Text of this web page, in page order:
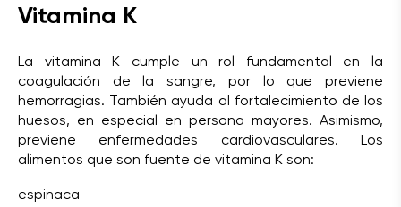
Vitamina K
La vitamina K cumple un rol fundamental en la
coagulación de la sangre, por lo que previene
hemorragias. También ayuda al fortalecimiento de los
huesos, en especial en persona mayores. Asimismo,
previene enfermedades cardiovasculares. Los
alimentos que son fuente de vitamina K son:
espinaca